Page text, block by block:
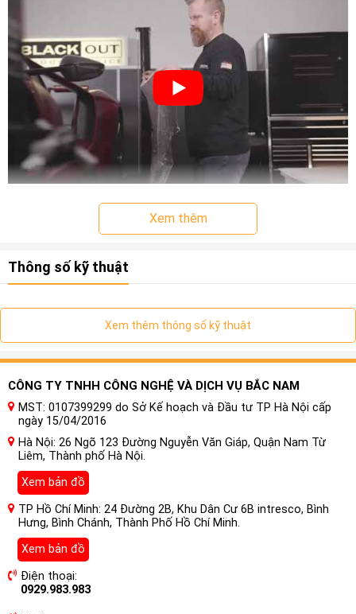
Để đảm bảo tính chính xác và sự phù hợp tốt nhất,
Quá trình này được gọi là cắt bằng máy CNC (Computer
Numerical Control).
Trước khi cắt, một mẫu mô phỏng của chiếc xe sẽ được tạo
ra trên máy tính. Các kích thước và hình dạng của các bộ
phận cần bảo vệ sẽ được nhập vào phần mềm. Sau đó, máy
Xem thêm
Thông số kỹ thuật
Xem thêm thông số kỹ thuật
CÔNG TY TNHH CÔNG NGHỆ VÀ DỊCH VỤ BẮC NAM
MST: 0107399299 do Sở Kế hoạch và Đầu tư TP Hà Nội cấp
ngày 15/04/2016
Hà Nội: 26 Ngõ 123 Đường Nguyễn Văn Giáp, Quận Nam Từ
Liêm, Thành phố Hà Nội.
Xem bản đồ
TP Hồ Chí Minh: 24 Đường 2B, Khu Dân Cư 6B intresco, Bình
Hưng, Bình Chánh, Thành Phố Hồ Chí Minh.
Xem bản đồ
Điện thoại:
0929.983.983